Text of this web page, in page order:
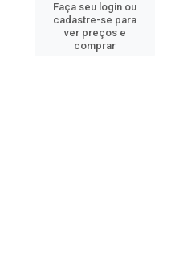
Faça seu login ou
cadastre-se para
ver preços e
comprar